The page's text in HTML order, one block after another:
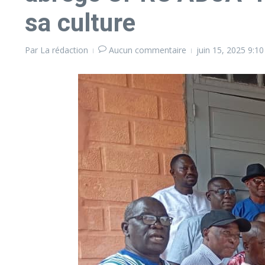
sa culture
Par La rédaction Aucun commentaire juin 15, 2025